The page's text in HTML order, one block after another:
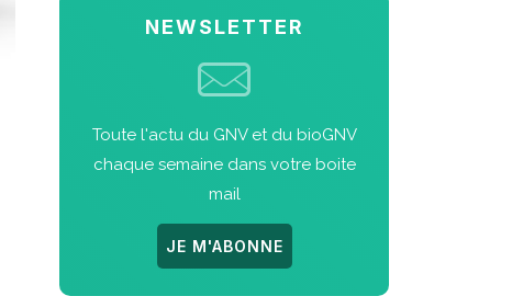
NEWSLETTER
Toute l'actu du GNV et du bioGNV
chaque semaine dans votre boite
mail
JE M'ABONNE